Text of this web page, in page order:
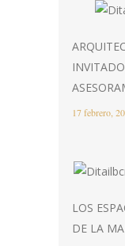
17 febrero,
LOS
DE LA